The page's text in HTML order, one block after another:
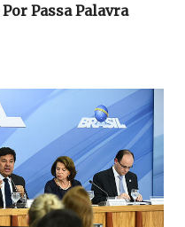
Por Passa Palavra